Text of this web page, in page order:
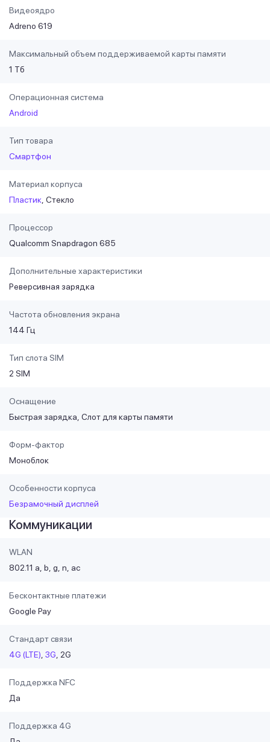
Видеоядро
Adreno 619
Максимальный объем поддерживаемой карты памяти
1 Тб
Операционная система
Android
Тип товара
Смартфон
Материал корпуса
Пластик Стекло
Процессор
Qualcomm Snapdragon 685
Дополнительные характеристики
Реверсивная зарядка
Частота обновления экрана
144 Гц
Тип слота SIM
2 SIM
Оснащение
Быстрая зарядка Слот для карты памяти
Форм-фактор
Моноблок
Особенности корпуса
Безрамочный дисплей
Коммуникации
WLAN
802.11 a b g n ac
Бесконтактные платежи
Google Pay
Стандарт связи
4G (LTE) 3G 2G
Поддержка NFC
Да
Поддержка 4G